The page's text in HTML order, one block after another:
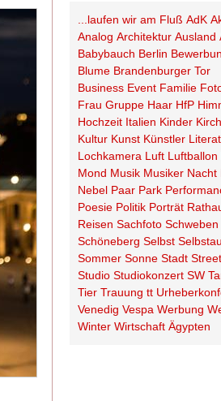
...laufen wir am Fluß AdK
Analog Architektur Ausland
Babybauch Berlin
Blume Brandenburger Tor
Business Event Familie
Frau Gruppe Haar HfP
Hochzeit Italien Kinder
Kultur Kunst Künstler
Lochkamera Luft Luftballon
Mond Musik Musiker Nacht
Nebel Paar Park
Poesie Politik Porträt
Reisen Sachfoto Schweben
Schöneberg Selbst
Sommer Sonne Stadt
Studio Studiokonzert SW
Tier Trauung tt
Venedig Vespa Werbung
Winter Wirtschaft Ägypten